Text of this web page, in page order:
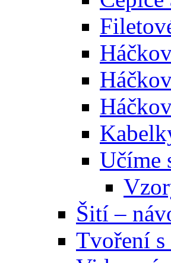
Učíme
Šití –
Tvoření